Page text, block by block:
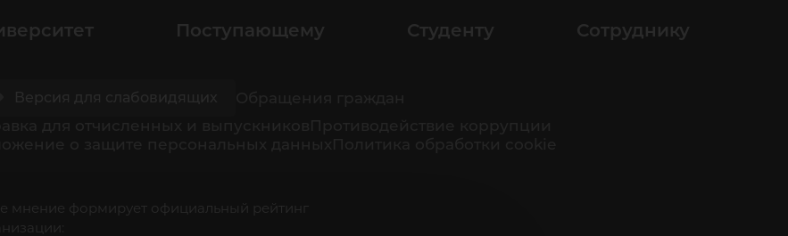
Поступающему Студенту Сотруднику
мнение формирует официальный рейтинг